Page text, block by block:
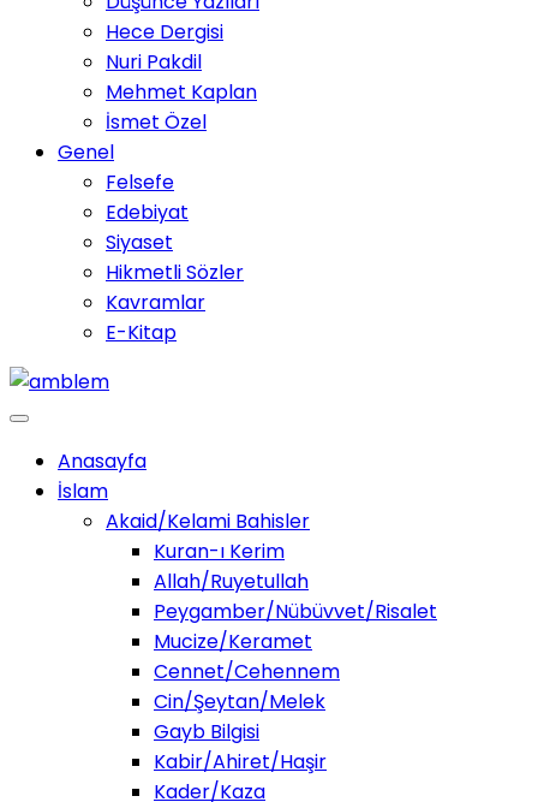
Hece Dergisi
Nuri Pakdil
Mehmet Kaplan
İsmet Özel
Genel
Felsefe
Edebiyat
Siyaset
Hikmetli Sözler
Kavramlar
E-Kitap
Anasayfa
İslam
Akaid/Kelami Bahisler
Kuran-ı Kerim
Allah/Ruyetullah
Peygamber/Nübüvvet/Risalet
Mucize/Keramet
Cennet/Cehennem
Cin/Şeytan/Melek
Gayb Bilgisi
Kabir/Ahiret/Haşir
Kader/Kaza